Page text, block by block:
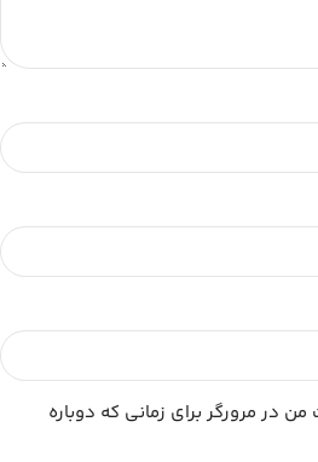
در مرورگر برای زمانی که دوباره